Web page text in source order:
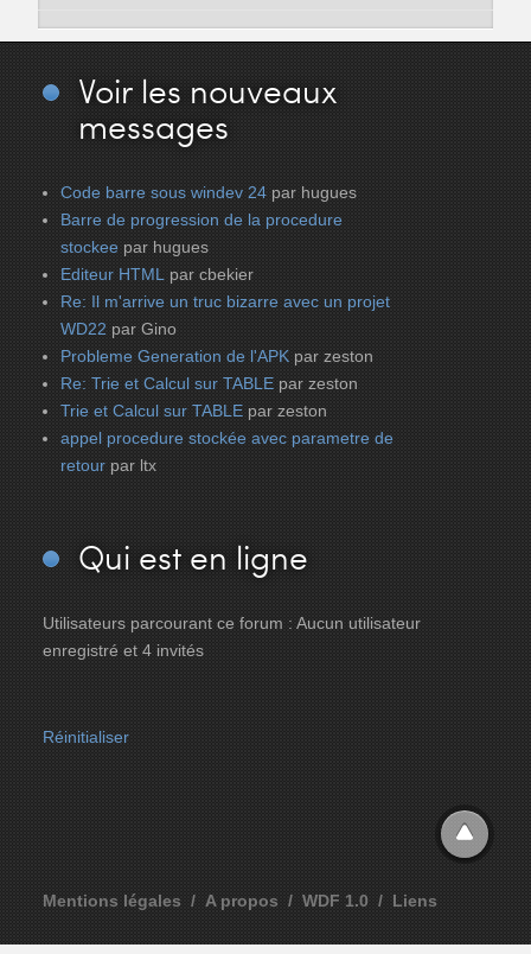
Voir les nouveaux
messages
Code barre sous windev 24 par hugues
Barre de progression de la procedure
stockee par hugues
Editeur HTML par cbekier
Re: Il m'arrive un truc bizarre avec un projet
WD22 par Gino
Probleme Generation de l'APK par zeston
Re: Trie et Calcul sur TABLE par zeston
Trie et Calcul sur TABLE par zeston
appel procedure stockée avec parametre de
retour par ltx
Qui est en ligne
Utilisateurs parcourant ce forum : Aucun utilisateur
enregistré et 4 invités
Réinitialiser
Mentions légales A propos WDF 1.0 Liens